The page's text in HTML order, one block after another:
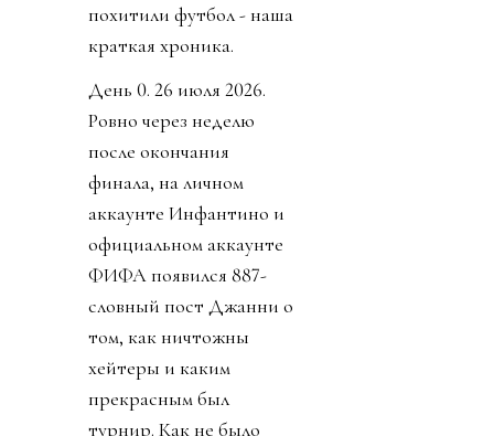
похитили футбол - наша
краткая хроника.
День 0. 26 июля 2026.
Ровно через неделю
после окончания
финала, на личном
аккаунте Инфантино и
официальном аккаунте
ФИФА появился 887-
словный пост Джанни о
том, как ничтожны
хейтеры и каким
прекрасным был
турнир. Как не было